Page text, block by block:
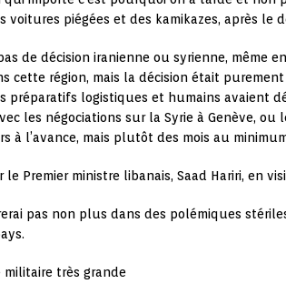
voitures piégées et des kamikazes, après
de décision iranienne ou syrienne, même
cette région, mais la décision était
préparatifs logistiques et humains avaient
les négociations sur la Syrie à Genève,
à l’avance, mais plutôt des mois au
le Premier ministre libanais, Saad Hariri, en
pas non plus dans des polémiques
militaire très grande